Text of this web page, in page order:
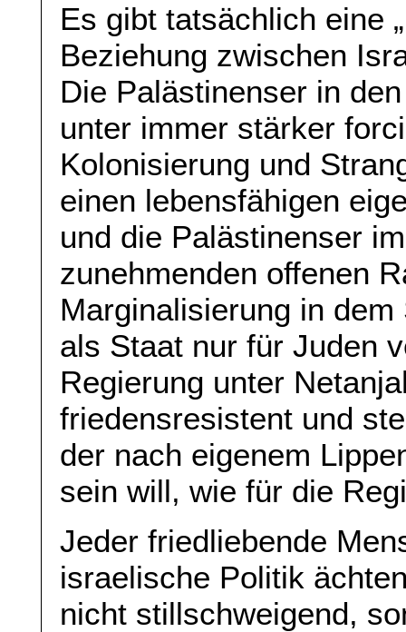
Es gibt tatsächlich eine
Beziehung zwischen
Die Palästinenser in
unter immer stärker
Kolonisierung und
einen lebensfähigen
und die Palästinenser
zunehmenden offenen
Marginalisierung in
als Staat nur für Juden
Regierung unter
friedensresistent und
der nach eigenem
sein will, wie für die
Jeder friedliebende
israelische Politik
nicht stillschweigend,